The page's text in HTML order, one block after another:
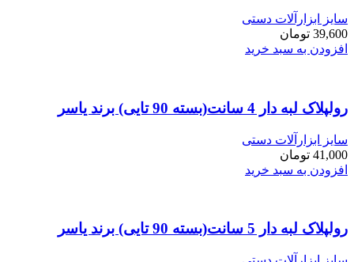
سایز ابزارآلات دستی
39,600 تومان
افزودن به سبد خرید
رولپلاک لبه دار 4 سانت(بسته 90 تایی) برند یاسر
سایز ابزارآلات دستی
41,000 تومان
افزودن به سبد خرید
رولپلاک لبه دار 5 سانت(بسته 90 تایی) برند یاسر